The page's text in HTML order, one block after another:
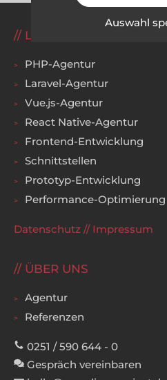
LEISTUNGEN
PHP-Agentur
Laravel-Agentur
Vue.js-Agentur
React Native-Agentur
Frontend-Entwicklung
Schnittstellen
Prototyp-Entwicklung
Performance-Optimierung
Datenschutz // Impressum
ÜBER UNS
Agentur
Referenzen
0251 / 590 644 - 0
Gespräch vereinbaren
Auswahl